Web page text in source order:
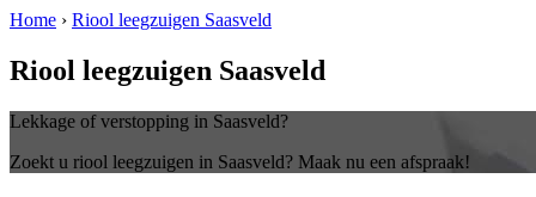
Home › Riool leegzuigen Saasveld
Riool leegzuigen Saasveld
Lekkage of verstopping in Saasveld?
Zoekt u riool leegzuigen in Saasveld? Maak nu een afspraak!